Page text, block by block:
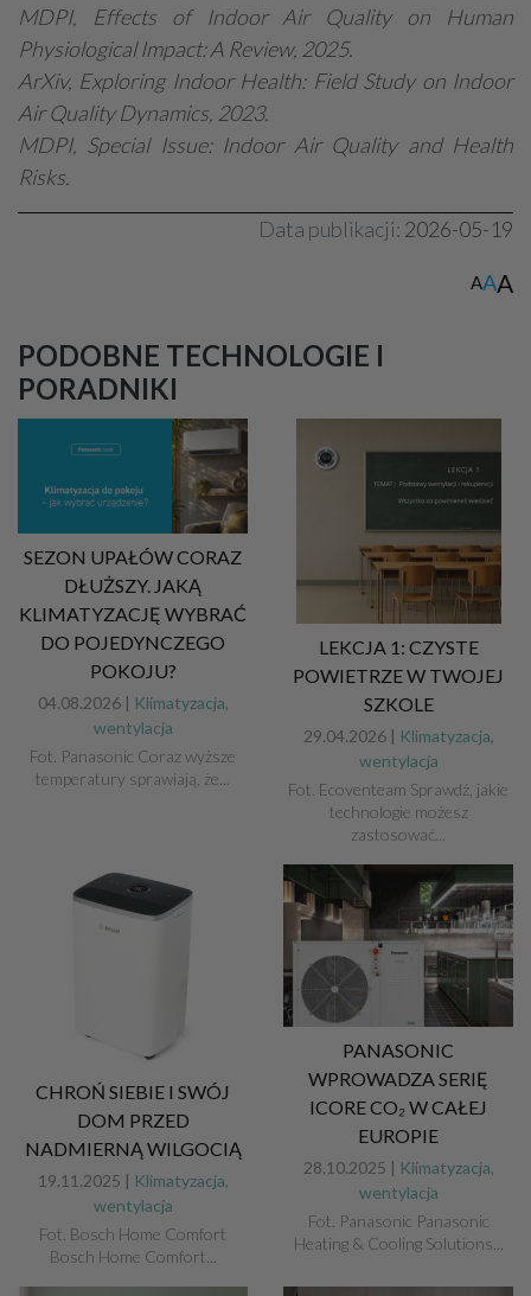
MDPI, Effects of Indoor Air Quality on Human
Physiological Impact: A Review, 2025.
ArXiv, Exploring Indoor Health: Field Study on Indoor
Air Quality Dynamics, 2023.
MDPI, Special Issue: Indoor Air Quality and Health
Risks.
Data publikacji: 2026-05-19
AAA
PODOBNE TECHNOLOGIE I
PORADNIKI
SEZON UPAŁÓW CORAZ
DŁUŻSZY. JAKĄ
KLIMATYZACJĘ WYBRAĆ
DO POJEDYNCZEGO
POKOJU?
04.08.2026 | Klimatyzacja,
wentylacja
Fot. Panasonic Coraz wyższe
temperatury sprawiają, że...
LEKCJA 1: CZYSTE
POWIETRZE W TWOJEJ
SZKOLE
29.04.2026 | Klimatyzacja,
wentylacja
Fot. Ecoventeam Sprawdź, jakie
technologie możesz
zastosować...
CHROŃ SIEBIE I SWÓJ
DOM PRZED
NADMIERNĄ WILGOCIĄ
19.11.2025 | Klimatyzacja,
wentylacja
Fot. Bosch Home Comfort
Bosch Home Comfort...
PANASONIC
WPROWADZA SERIĘ
ICORE CO₂ W CAŁEJ
EUROPIE
28.10.2025 | Klimatyzacja,
wentylacja
Fot. Panasonic Panasonic
Heating & Cooling Solutions...